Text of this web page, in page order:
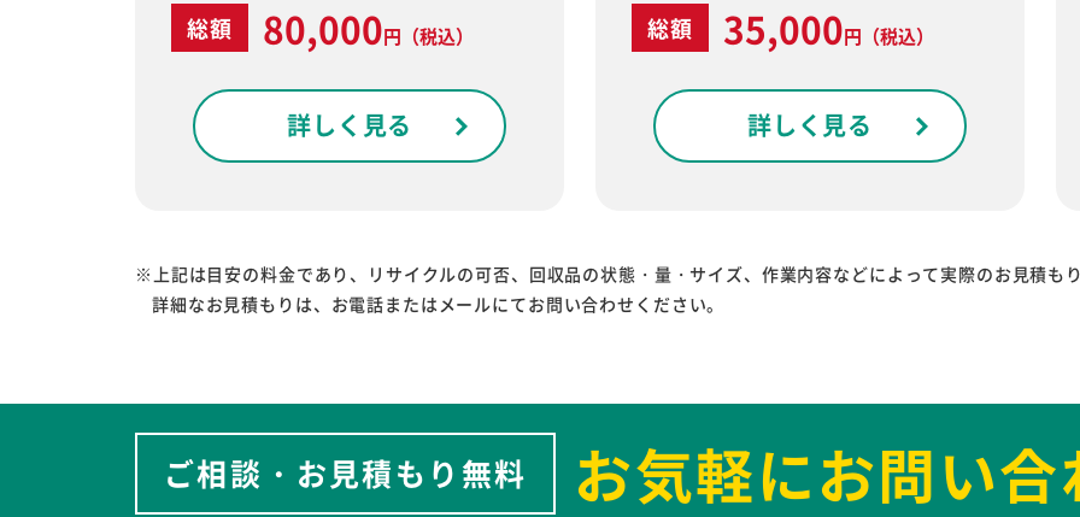
総額 80,000円 （税込）
詳しく見る
総額 35,000円 （税込）
詳しく見る
※上記は目安の料金であり、リサイクルの可否、回収品の状態・量・サイズ、作業内容などによって実際のお見積も
詳細なお見積もりは、お電話またはメールにてお問い合わせください。
ご相談・お見積もり無料 お気軽にお問い